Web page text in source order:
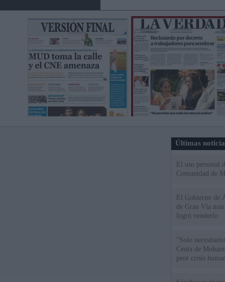
Últimas
El uso personal
Comunidad de
El Gobierno de
de Gran Vía
logró venderlo
"Solo
Ceuta de
peor crisis